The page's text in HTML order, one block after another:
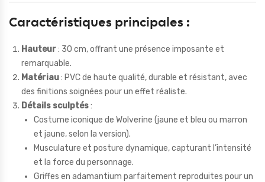
Caractéristiques principales :
Hauteur: 30 cm, offrant une présence imposante et
remarquable.
Matériau: PVC de haute qualité, durable et résistant, avec
des finitions soignées pour un effet réaliste.
Détails sculptés:
Costume iconique de Wolverine (jaune et bleu ou marron
et jaune, selon la version).
Musculature et posture dynamique, capturant l’intensité
et la force du personnage.
Griffes en adamantium parfaitement reproduites pour un